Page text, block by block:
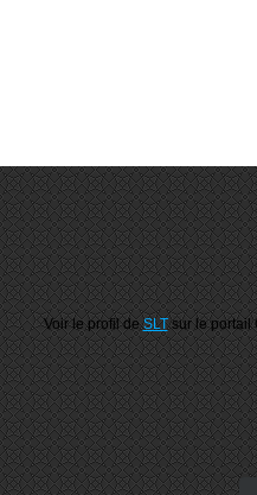
Voir le profil deSLTsur le portail